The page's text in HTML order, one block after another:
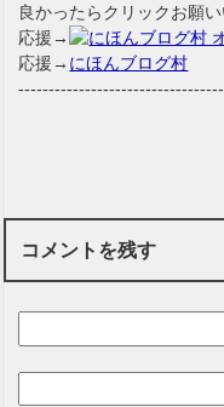
良かったらクリックお願い
応援→
応援→ にほんブログ村
コメントを残す